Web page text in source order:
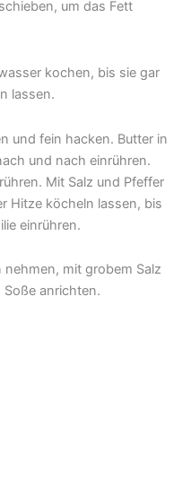
um das Fett
kochen, bis sie gar
lassen.
und fein hacken. Butter in
und nach einrühren.
Mit Salz und Pfeffer
Hitze köcheln lassen, bis
einrühren.
mit grobem Salz
anrichten.